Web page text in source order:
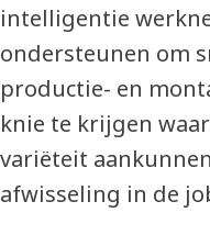
intelligentie
ondersteunen om
productie- en
knie te krijgen
variëteit
afwisseling in de